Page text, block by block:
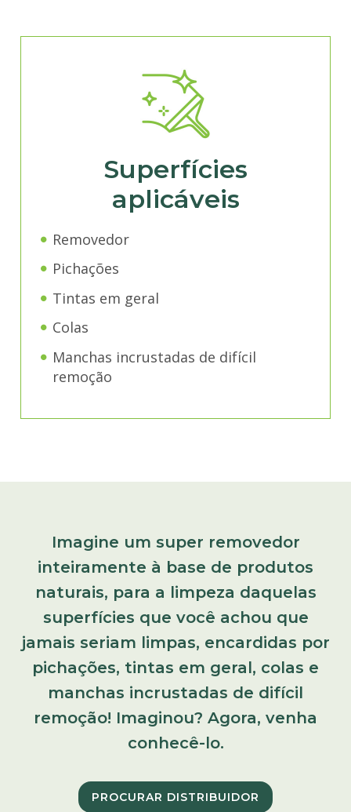
Superfícies
aplicáveis
Removedor
Pichações
Tintas em geral
Colas
Manchas incrustadas de difícil
remoção
Imagine um super removedor
inteiramente à base de produtos
naturais, para a limpeza daquelas
superfícies que você achou que
jamais seriam limpas, encardidas por
pichações, tintas em geral, colas e
manchas incrustadas de difícil
remoção! Imaginou? Agora, venha
conhecê-lo.
PROCURAR DISTRIBUIDOR